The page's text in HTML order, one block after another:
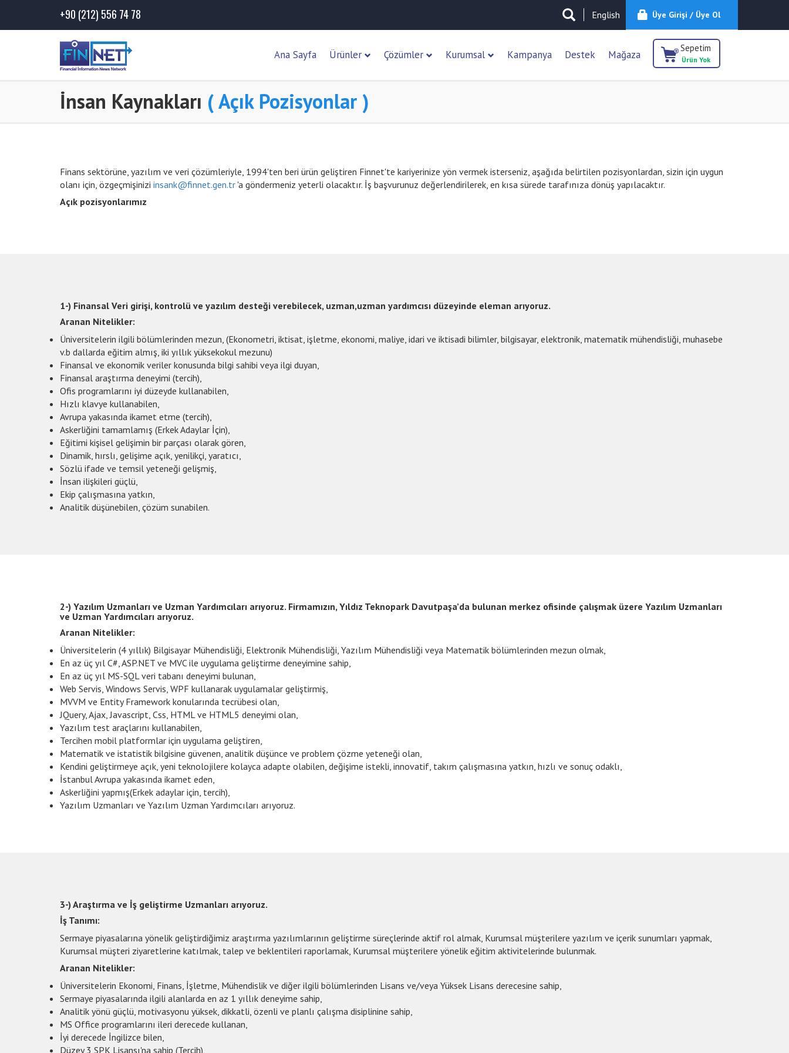
+90 (212) 556 74 78 Üye Girişi / Üye Ol
English
Sepetim
Ürün Yok
Ana Sayfa Ürünler Çözümler Kurumsal Kampanya Destek Mağaza
İnsan Kaynakları ( Açık Pozisyonlar )
Finans sektörüne, yazılım ve veri çözümleriyle, 1994'ten beri ürün geliştiren Finnet'te kariyerinize yön vermek isterseniz, aşağıda belirtilen pozisyonlardan, sizin için uygun
olanı için, özgeçmişinizi insank@finnet.gen.tr 'a göndermeniz yeterli olacaktır. İş başvurunuz değerlendirilerek, en kısa sürede tarafınıza dönüş yapılacaktır.
Açık pozisyonlarımız
1-) Finansal Veri girişi, kontrolü ve yazılım desteği verebilecek, uzman,uzman yardımcısı düzeyinde eleman arıyoruz.
Aranan Nitelikler:
Üniversitelerin ilgili bölümlerinden mezun, (Ekonometri, iktisat, işletme, ekonomi, maliye, idari ve iktisadi bilimler, bilgisayar, elektronik, matematik mühendisliği, muhasebe
v.b dallarda eğitim almış, iki yıllık yüksekokul mezunu)
Finansal ve ekonomik veriler konusunda bilgi sahibi veya ilgi duyan,
Finansal araştırma deneyimi (tercih),
Ofis programlarını iyi düzeyde kullanabilen,
Hızlı klavye kullanabilen,
Avrupa yakasında ikamet etme (tercih),
Askerliğini tamamlamış (Erkek Adaylar İçin),
Eğitimi kişisel gelişimin bir parçası olarak gören,
Dinamik, hırslı, gelişime açık, yenilikçi, yaratıcı,
Sözlü ifade ve temsil yeteneği gelişmiş,
İnsan ilişkileri güçlü,
Ekip çalışmasına yatkın,
Analitik düşünebilen, çözüm sunabilen.
2-) Yazılım Uzmanları ve Uzman Yardımcıları arıyoruz. Firmamızın, Yıldız Teknopark Davutpaşa’da bulunan merkez ofisinde çalışmak üzere Yazılım Uzmanları
ve Uzman Yardımcıları arıyoruz.
Aranan Nitelikler:
Üniversitelerin (4 yıllık) Bilgisayar Mühendisliği, Elektronik Mühendisliği, Yazılım Mühendisliği veya Matematik bölümlerinden mezun olmak,
En az üç yıl C#, ASP.NET ve MVC ile uygulama geliştirme deneyimine sahip,
En az üç yıl MS-SQL veri tabanı deneyimi bulunan,
Web Servis, Windows Servis, WPF kullanarak uygulamalar geliştirmiş,
MVVM ve Entity Framework konularında tecrübesi olan,
JQuery, Ajax, Javascript, Css, HTML ve HTML5 deneyimi olan,
Yazılım test araçlarını kullanabilen,
Tercihen mobil platformlar için uygulama geliştiren,
Matematik ve istatistik bilgisine güvenen, analitik düşünce ve problem çözme yeteneği olan,
Kendini geliştirmeye açık, yeni teknolojilere kolayca adapte olabilen, değişime istekli, innovatif, takım çalışmasına yatkın, hızlı ve sonuç odaklı,
İstanbul Avrupa yakasında ikamet eden,
Askerliğini yapmış(Erkek adaylar için, tercih),
Yazılım Uzmanları ve Yazılım Uzman Yardımcıları arıyoruz.
3-) Araştırma ve İş geliştirme Uzmanları arıyoruz.
İş Tanımı:
Sermaye piyasalarına yönelik geliştirdiğimiz araştırma yazılımlarının geliştirme süreçlerinde aktif rol almak, Kurumsal müşterilere yazılım ve içerik sunumları yapmak,
Kurumsal müşteri ziyaretlerine katılmak, talep ve beklentileri raporlamak, Kurumsal müşterilere yönelik eğitim aktivitelerinde bulunmak.
Aranan Nitelikler:
Üniversitelerin Ekonomi, Finans, İşletme, Mühendislik ve diğer ilgili bölümlerinden Lisans ve/veya Yüksek Lisans derecesine sahip,
Sermaye piyasalarında ilgili alanlarda en az 1 yıllık deneyime sahip,
Analitik yönü güçlü, motivasyonu yüksek, dikkatli, özenli ve planlı çalışma disiplinine sahip,
MS Office programlarını ileri derecede kullanan,
İyi derecede İngilizce bilen,
Düzey 3 SPK Lisansı'na sahip (Tercih),